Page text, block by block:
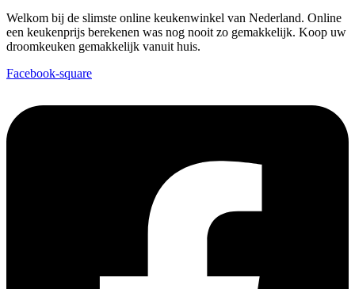
Welkom bij de slimste online keukenwinkel van Nederland. Online
een keukenprijs berekenen was nog nooit zo gemakkelijk. Koop uw
droomkeuken gemakkelijk vanuit huis.
Facebook-square